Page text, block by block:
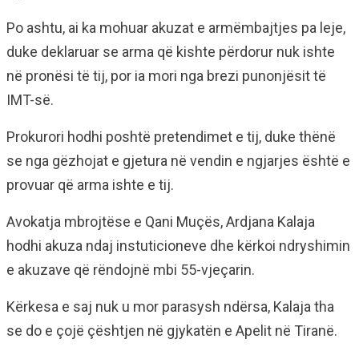
Po ashtu, ai ka mohuar akuzat e armëmbajtjes pa leje,
duke deklaruar se arma që kishte përdorur nuk ishte
në pronësi të tij, por ia mori nga brezi punonjësit të
IMT-së.
Prokurori hodhi poshtë pretendimet e tij, duke thënë
se nga gëzhojat e gjetura në vendin e ngjarjes është e
provuar që arma ishte e tij.
Avokatja mbrojtëse e Qani Muçës, Ardjana Kalaja
hodhi akuza ndaj instuticioneve dhe kërkoi ndryshimin
e akuzave që rëndojnë mbi 55-vjeçarin.
Kërkesa e saj nuk u mor parasysh ndërsa, Kalaja tha
se do e çojë çështjen në gjykatën e Apelit në Tiranë.